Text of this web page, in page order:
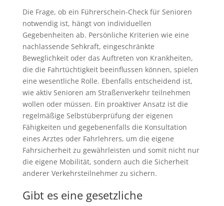
Die Frage, ob ein Führerschein-Check für Senioren
notwendig ist, hängt von individuellen
Gegebenheiten ab. Persönliche Kriterien wie eine
nachlassende Sehkraft, eingeschränkte
Beweglichkeit oder das Auftreten von Krankheiten,
die die Fahrtüchtigkeit beeinflussen können, spielen
eine wesentliche Rolle. Ebenfalls entscheidend ist,
wie aktiv Senioren am Straßenverkehr teilnehmen
wollen oder müssen. Ein proaktiver Ansatz ist die
regelmäßige Selbstüberprüfung der eigenen
Fähigkeiten und gegebenenfalls die Konsultation
eines Arztes oder Fahrlehrers, um die eigene
Fahrsicherheit zu gewährleisten und somit nicht nur
die eigene Mobilität, sondern auch die Sicherheit
anderer Verkehrsteilnehmer zu sichern.
Gibt es eine gesetzliche